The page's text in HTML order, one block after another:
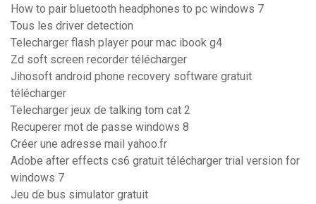
How to pair bluetooth headphones to pc windows 7
Tous les driver detection
Telecharger flash player pour mac ibook g4
Zd soft screen recorder télécharger
Jihosoft android phone recovery software gratuit
télécharger
Telecharger jeux de talking tom cat 2
Recuperer mot de passe windows 8
Créer une adresse mail yahoo.fr
Adobe after effects cs6 gratuit télécharger trial version for
windows 7
Jeu de bus simulator gratuit